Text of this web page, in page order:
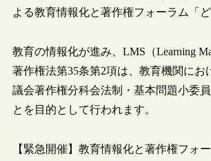
よる教育情報化と著作権フォーラム「
教育の情報化が進み、LMS（Learning
著作権法第35条第2項は、教育機関に
議会著作権分科会法制・基本問題小委
とを目的として行われます。
【緊急開催】教育情報化と著作権フォ